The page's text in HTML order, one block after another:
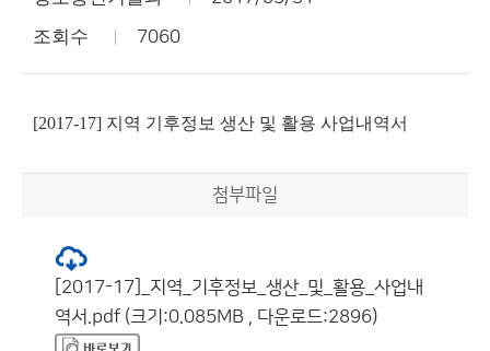
조회수 7060
[2017-17] 지역 기후정보 생산 및 활용 사업내역서
첨부파일
[2017-17]_지역_기후정보_생산_및_활용_사업내
역서.pdf (크기:0.085MB , 다운로드:2896)